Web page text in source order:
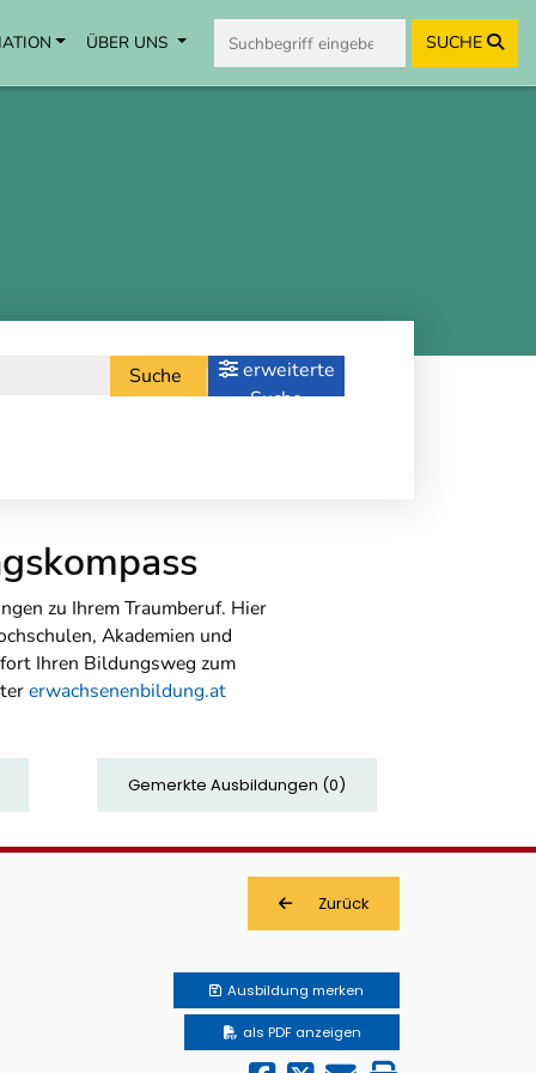
ÜBER UNS SUCHE
Suche
erweiterte
Suche
zu Ihrem Traumberuf. Hier
Akademien und
Ihren Bildungsweg zum
erwachsenenbildung.at
Gemerkte Ausbildungen (0)
Zurück
Ausbildung merken
als PDF anzeigen